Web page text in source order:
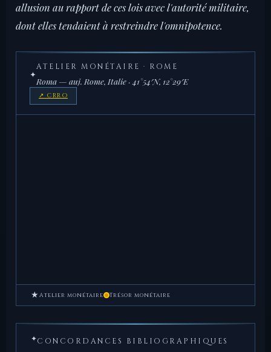
allusion au rapport de ces lois avec l'autorité militaire,
dont elles tendaient à restreindre l'omnipotence.
✦
ATELIER MONÉTAIRE · ROME
Roma — auj. Rome, Italie · 41°54′N, 12°29′E
↗ CRRO
★ Atelier monétaire Trésor monétaire
✦CONCORDANCES BIBLIOGRAPHIQUES